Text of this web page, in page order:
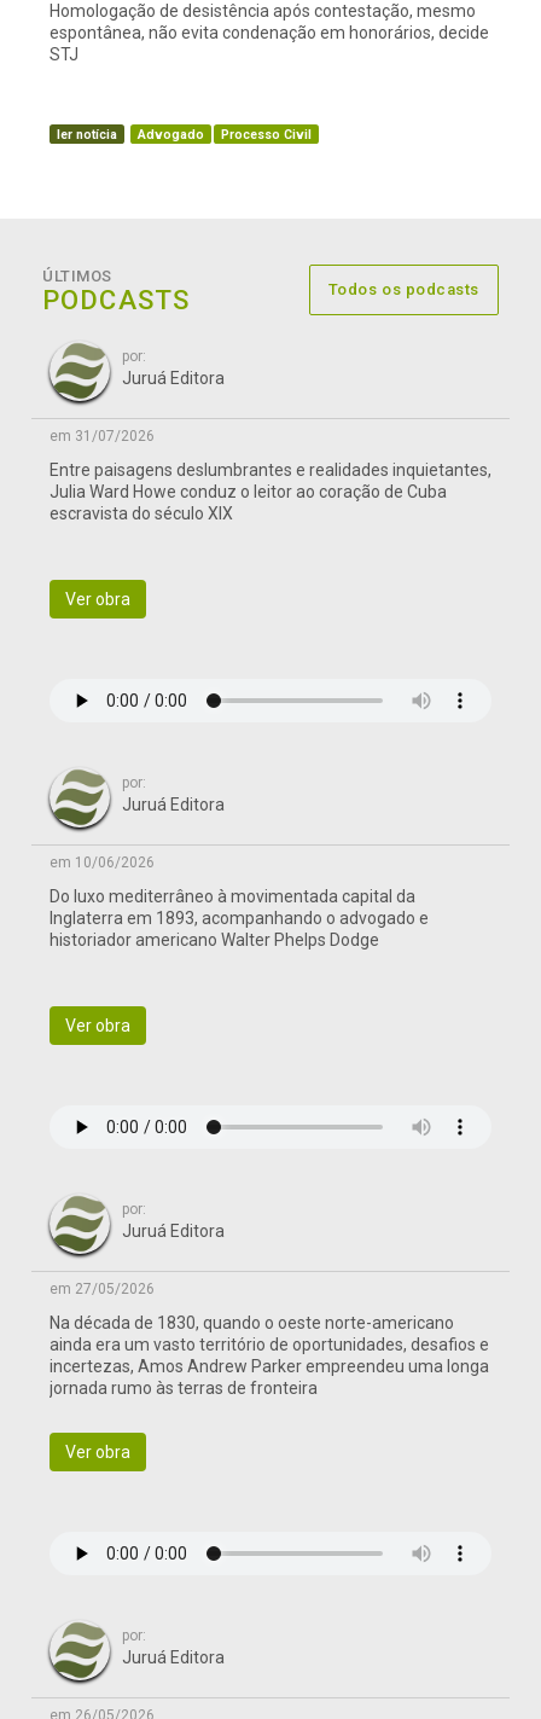
Homologação de desistência após contestação, mesmo
espontânea, não evita condenação em honorários, decide
STJ
ler notícia Advogado Processo Civil
ÚLTIMOS
PODCASTS Todos os podcasts
por:
Juruá Editora
em 31/07/2026
Entre paisagens deslumbrantes e realidades inquietantes,
Julia Ward Howe conduz o leitor ao coração de Cuba
escravista do século XIX
Ver obra
por:
Juruá Editora
em 10/06/2026
Do luxo mediterrâneo à movimentada capital da
Inglaterra em 1893, acompanhando o advogado e
historiador americano Walter Phelps Dodge
Ver obra
por:
Juruá Editora
em 27/05/2026
Na década de 1830, quando o oeste norte-americano
ainda era um vasto território de oportunidades, desafios e
incertezas, Amos Andrew Parker empreendeu uma longa
jornada rumo às terras de fronteira
Ver obra
por:
Juruá Editora
em 26/05/2026